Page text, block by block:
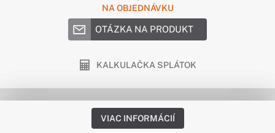
NA OBJEDNÁVKU
OTÁZKA NA PRODUKT
KALKULAČKA SPLÁTOK
VIAC INFORMÁCIÍ